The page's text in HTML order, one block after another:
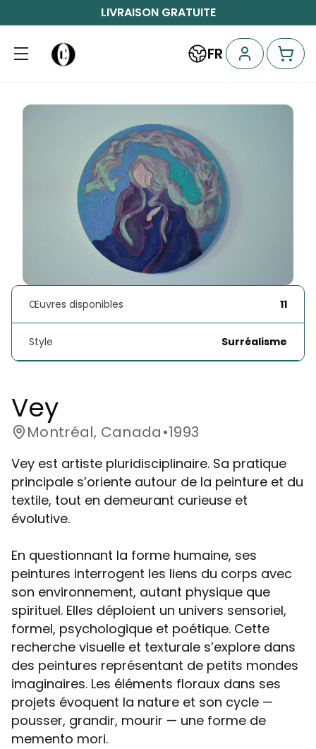
LIVRAISON GRATUITE
FR
Œuvres disponibles 11
Style Surréalisme
Vey
Montréal, Canada•1993
Vey est artiste pluridisciplinaire. Sa pratique
principale s’oriente autour de la peinture et du
textile, tout en demeurant curieuse et
évolutive.
En questionnant la forme humaine, ses
peintures interrogent les liens du corps avec
son environnement, autant physique que
spirituel. Elles déploient un univers sensoriel,
formel, psychologique et poétique. Cette
recherche visuelle et texturale s’explore dans
des peintures représentant de petits mondes
imaginaires. Les éléments floraux dans ses
projets évoquent la nature et son cycle —
pousser, grandir, mourir — une forme de
memento mori.